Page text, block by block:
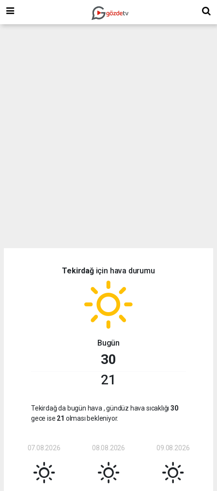
Tekirdağiçin hava durumu
Bugün
30
21
Tekirdağ da bugün hava , gündüz hava sıcaklığı 30
gece ise 21 olması bekleniyor.
07.08.2026 08.08.2026 09.08.2026